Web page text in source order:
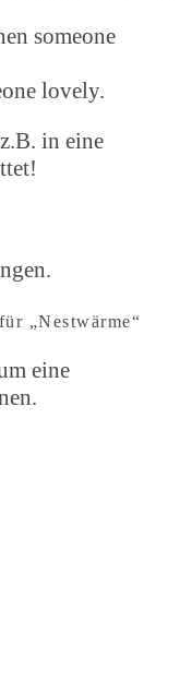
someone
lovely.
in eine
„Nestwärme“
eine